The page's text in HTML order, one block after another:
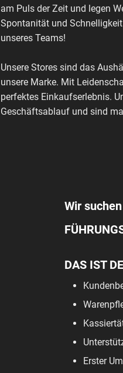
am Puls der Zeit und legen
Spontanität und
unseres Teams!
Unsere Stores sind das
unsere Marke. Mit
perfektes Einkaufserlebnis.
Geschäftsablauf und sind
Wir
DAS IST
Erster